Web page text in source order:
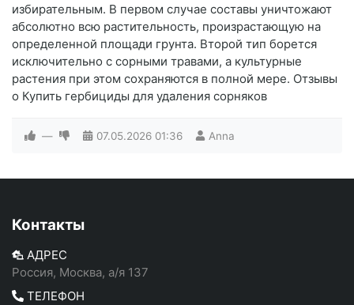
избирательным. В первом случае составы уничтожают
абсолютно всю растительность, произрастающую на
определенной площади грунта. Второй тип борется
исключительно с сорными травами, а культурные
растения при этом сохраняются в полной мере. Отзывы
о Купить гербициды для удаления сорняков
— 07.05.2026 01:36 Anna
Контакты
АДРЕС
Россия, Москва, а/я 137
ТЕЛЕФОН